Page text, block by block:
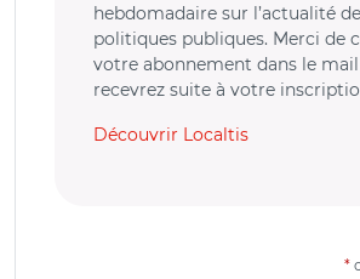
hebdomadaire sur l’actualité
politiques publiques. Merci de
votre abonnement dans le
recevrez suite à votre
Découvrir Localtis
*